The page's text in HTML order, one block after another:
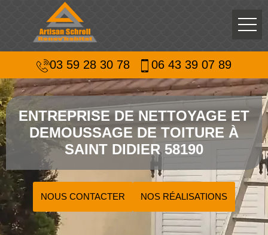
03 59 28 30 78 06 43 39 07 89
ENTREPRISE DE NETTOYAGE ET
DEMOUSSAGE DE TOITURE À
SAINT DIDIER 58190
NOUS CONTACTER NOS RÉALISATIONS